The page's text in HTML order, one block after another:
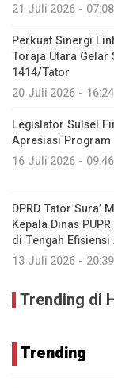
21 Juli 2026 -
Perkuat Sinergi
Toraja Utara
1414/Tator
20 Juli 2026 -
Legislator Sulsel
Apresiasi
16 Juli 2026 -
DPRD Tator Sura’
Kepala Dinas
di Tengah Efisiensi
13 Juli 2026 -
Trending di
Trending